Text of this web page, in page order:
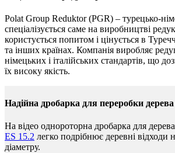
Polat Group Reduktor (PGR) – турецько-
спеціалізується саме на виробництві
користується попитом і цінується в
та інших країнах. Компанія виробляє
німецьких і італійських стандартів, що
їх високу якість.
Надійна дробарка для переробки дерева
На відео однороторна дробарка для дерева
ES 15.2 легко подрібнює деревні відходи
діаметру.